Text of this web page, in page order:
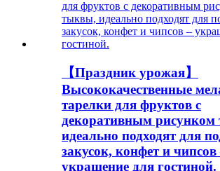
【Праздник урожая】
Высококачественные
тарелки для фруктов с
декоративным
идеально подходят для
закусок, конфет и чипсов
украшение для гостиной.